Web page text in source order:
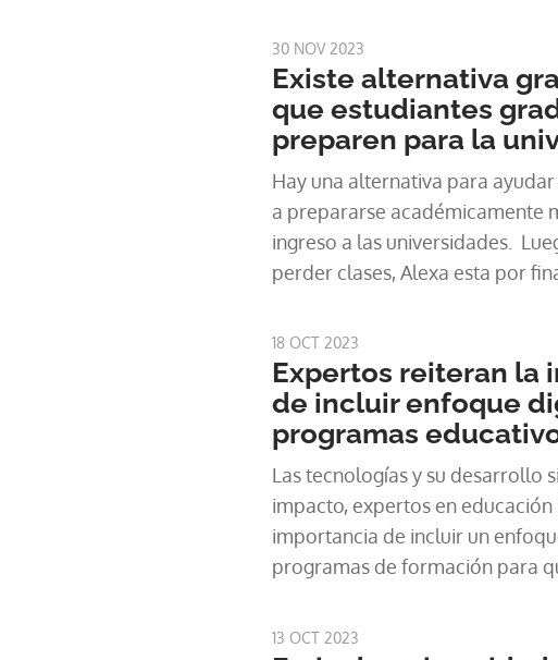
30 NOV 2023
Existe alternativa
que estudiantes
preparen para la
Hay una alternativa para
a prepararse académicamente
ingreso a las universidades.
perder clases, Alexa esta por
trabajos finales, pero siente
la educación superior. Poco a
la Universidad de Panamá
presencialidad Asegura que aún
que vendría siendo lo básico, y
cuando esté en una
tienen varios graduandos,
18 OCT 2023
Expertos reiteran la
de incluir enfoque
programas
Las tecnologías y su desarrollo
impacto, expertos en
importancia de incluir un
programas de formación para
demanda. La inteligencia
13 OCT 2023